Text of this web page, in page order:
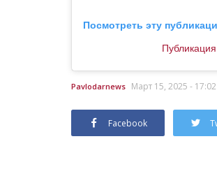
Посмотреть эту
Pavlodarnews Март 15, 2025 - 17:02
Facebook
диких животных
0
диких животных в